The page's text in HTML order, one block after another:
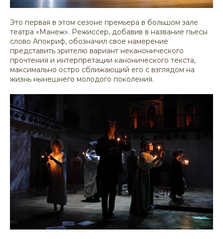
Это первая в этом сезоне премьера в большом зале
театра «Манеж». Режиссер, добавив в название пьесы
слово Апокриф, обозначил свое намерение
представить зрителю вариант неканонического
прочтения и интерпретации канонического текста,
максимально остро сближающий его с взглядом на
жизнь нынешнего молодого поколения.